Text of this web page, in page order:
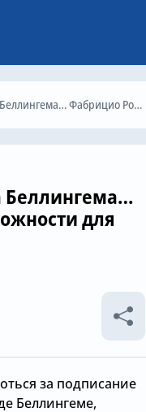
на возможности для лондонского клуба
Беллингема…
для
за подписание
Беллингеме,